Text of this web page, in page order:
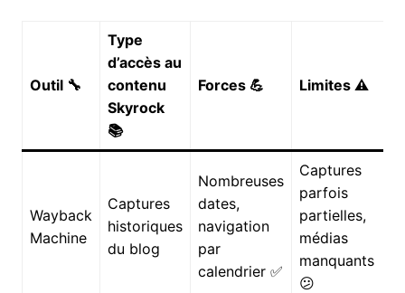
Outil 🔧
Type
d’accès au
contenu
Skyrock
📚
Forces 💪 Limites ⚠️
Wayback
Machine
Captures
historiques
du blog
Nombreuses
dates,
navigation
par
calendrier ✅
Captures
parfois
partielles,
médias
manquants
😕